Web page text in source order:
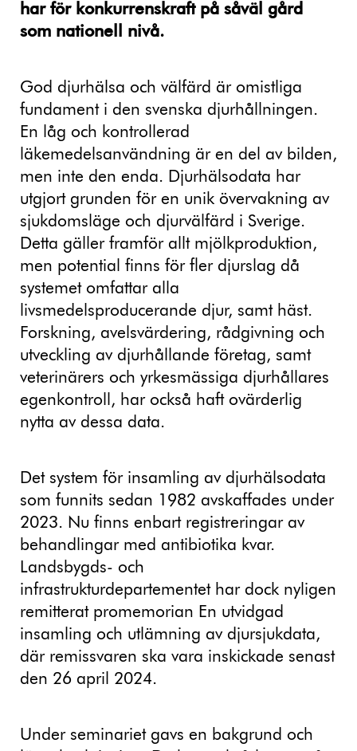
har för konkurrenskraft på såväl gård
som nationell nivå.
God djurhälsa och välfärd är omistliga
fundament i den svenska djurhållningen.
En låg och kontrollerad
läkemedelsanvändning är en del av bilden,
men inte den enda. Djurhälsodata har
utgjort grunden för en unik övervakning av
sjukdomsläge och djurvälfärd i Sverige.
Detta gäller framför allt mjölkproduktion,
men potential finns för fler djurslag då
systemet omfattar alla
livsmedelsproducerande djur, samt häst.
Forskning, avelsvärdering, rådgivning och
utveckling av djurhållande företag, samt
veterinärers och yrkesmässiga djurhållares
egenkontroll, har också haft ovärderlig
nytta av dessa data.
Det system för insamling av djurhälsodata
som funnits sedan 1982 avskaffades under
2023. Nu finns enbart registreringar av
behandlingar med antibiotika kvar.
Landsbygds- och
infrastrukturdepartementet har dock nyligen
remitterat promemorian En utvidgad
insamling och utlämning av djursjukdata,
där remissvaren ska vara inskickade senast
den 26 april 2024.
Under seminariet gavs en bakgrund och